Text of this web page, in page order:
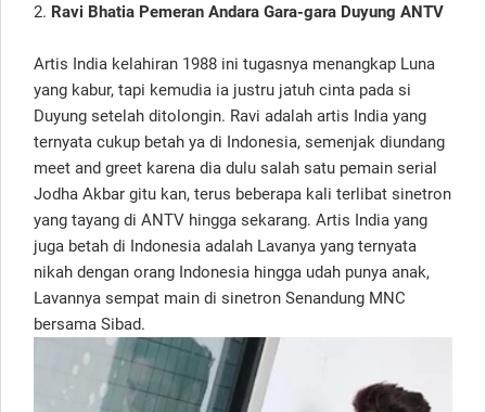
2. Ravi Bhatia Pemeran Andara Gara-gara Duyung ANTV
Artis India kelahiran 1988 ini tugasnya menangkap Luna
yang kabur, tapi kemudia ia justru jatuh cinta pada si
Duyung setelah ditolongin. Ravi adalah artis India yang
ternyata cukup betah ya di Indonesia, semenjak diundang
meet and greet karena dia dulu salah satu pemain serial
Jodha Akbar gitu kan, terus beberapa kali terlibat sinetron
yang tayang di ANTV hingga sekarang. Artis India yang
juga betah di Indonesia adalah Lavanya yang ternyata
nikah dengan orang Indonesia hingga udah punya anak,
Lavannya sempat main di sinetron Senandung MNC
bersama Sibad.